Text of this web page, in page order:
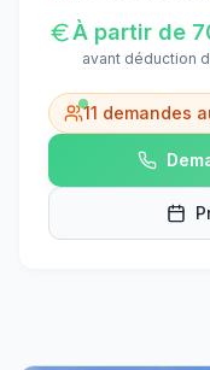
À partir de
avant déduction
11 demandes